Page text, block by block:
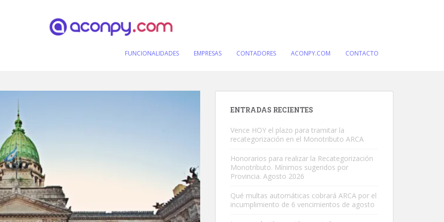
FUNCIONALIDADES EMPRESAS CONTADORES ACONPY.COM CONTACTO
ENTRADAS RECIENTES
Vence HOY el plazo para tramitar la
recategorización en el Monotributo ARCA
Honorarios para realizar la Recategorización
Monotributo. Mínimos sugeridos por
Provincia. Agosto 2026
Qué multas automáticas cobrará ARCA por el
incumplimiento de 6 vencimientos de agosto